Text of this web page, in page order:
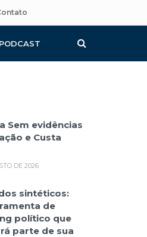
PODCAST
Sem evidências
e Custa
DE 2026
sintéticos:
de
político que
parte de sua